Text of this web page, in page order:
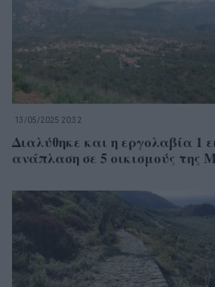
13/05/2025 20:32
Διαλύθηκε και η εργολαβία 1
ανάπλαση σε 5 οικισμούς της